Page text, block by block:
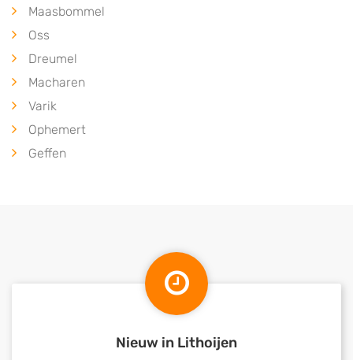
Maasbommel
Oss
Dreumel
Macharen
Varik
Ophemert
Geffen
Nieuw in Lithoijen